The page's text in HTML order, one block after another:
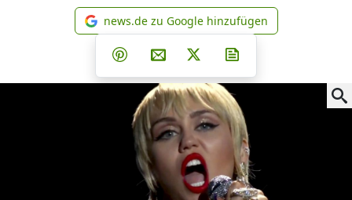
news.de zu Google
news.de zu Google hinzufügen
Teilen auf Facebook
Teilen auf Whatsapp
Teilen auf Telegram
Teilen auf Pinterest
Per E-Mail teilen
Post auf X